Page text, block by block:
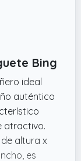
Bing
ideal
auténtico
atractivo.
altura x
es